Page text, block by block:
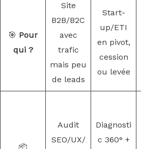
🎯 Pour
qui ?
Site
B2B/B2C
avec
trafic
mais peu
de leads
Start-
up/ETI
en pivot,
cession
ou levée
Audit
SEO/UX/
Diagnosti
c 360° +